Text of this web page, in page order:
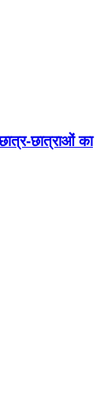
छात्राओं का